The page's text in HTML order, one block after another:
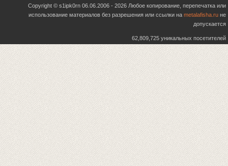
Copyright © s1ipk0rn 06.06.2006 - 2026 Любое копирование, перепечатка или
использование материалов без разрешения или ссылки на metalafisha.ru не
допускается
62,809,725 уникальных посетителей